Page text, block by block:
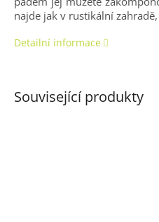
najde jak v rustikální
Detailní informace
Související produkty